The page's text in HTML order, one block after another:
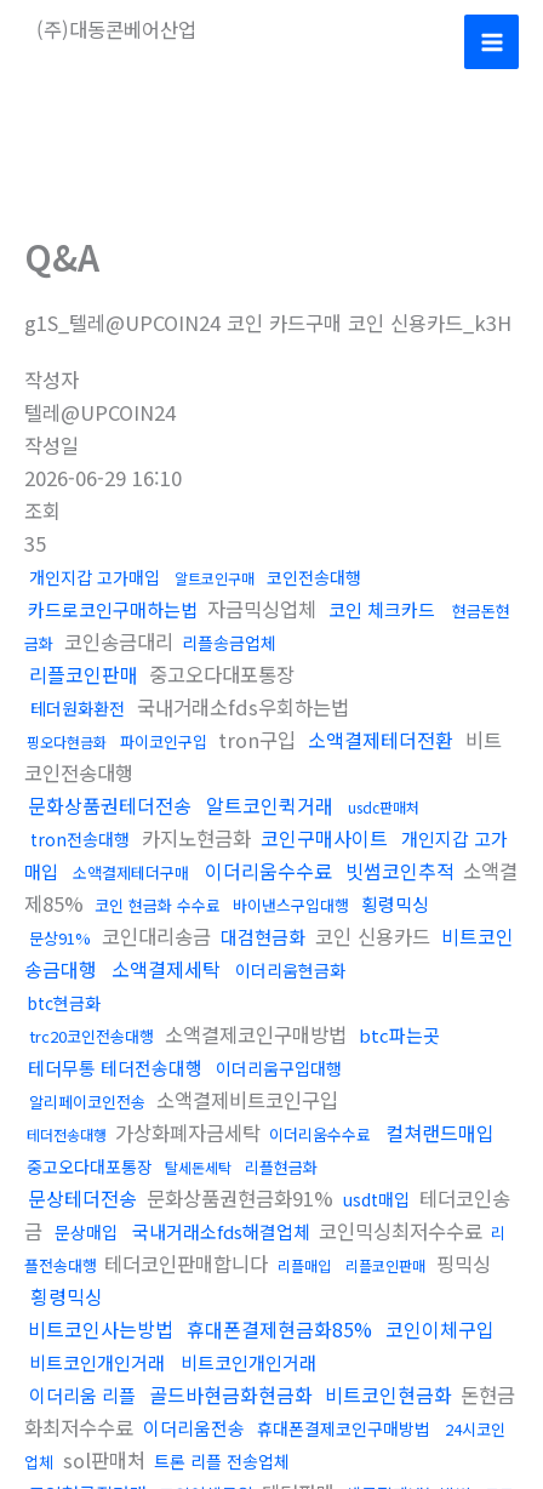
(주)대동콘베어산업
Main
Q&A
g1S_텔레@UPCOIN24 코인 카드구매 코인 신용카드_k3H
작성자
텔레@UPCOIN24
작성일
2026-06-29 16:10
조회
35
개인지갑 고가매입 알트코인구매 코인전송대행
카드로코인구매하는법 자금믹싱업체 코인 체크카드
현금돈현
금화 코인송금대리 리플송금업체
리플코인판매 중고오다대포통장
테더원화환전 국내거래소fds우회하는법
핑오다현금화 파이코인구입 tron구입 소액결제테더전환 비트
코인전송대행
문화상품권테더전송 알트코인퀵거래 usdc판매처
tron전송대행 카지노현금화 코인구매사이트 개인지갑 고가
매입
소액결제테더구매 이더리움수수료 빗썸코인추적 소액결
제85% 코인 현금화 수수료 바이낸스구입대행 횡령믹싱
문상91% 코인대리송금 대검현금화 코인 신용카드 비트코인
송금대행
소액결제세탁
이더리움현금화
btc현금화
trc20코인전송대행 소액결제코인구매방법
btc파는곳
테더무통 테더전송대행
이더리움구입대행
알리페이코인전송 소액결제비트코인구입
테더전송대행 가상화폐자금세탁 이더리움수수료 컬쳐랜드매입
중고오다대포통장 탈세돈세탁 리플현금화
문상테더전송 문화상품권현금화91% usdt매입 테더코인송
금 문상매입 국내거래소fds해결업체 코인믹싱최저수수료 리
플전송대행 테더코인판매합니다 리플매입 리플코인판매 핑믹싱
횡령믹싱
비트코인사는방법 휴대폰결제현금화85% 코인이체구입
비트코인개인거래
비트코인개인거래
이더리움 리플
골드바현금화현금화 비트코인현금화 돈현금
화최저수수료 이더리움전송 휴대폰결제코인구매방법
24시코인
업체 sol판매처 트론 리플 전송업체